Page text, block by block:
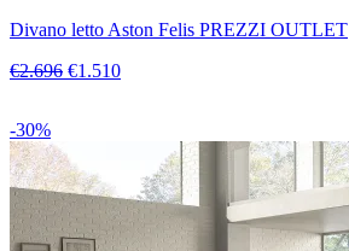
Divano letto Aston Felis PREZZI OUTLET
€2.696 €1.510
-30%